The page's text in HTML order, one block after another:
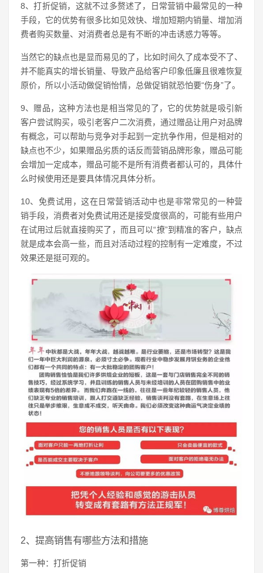
8、打折促销，这就不过多赘述了，日常营销中最常见的一种
手段，它的优势有很多比如见效快、增加短期内销量、增加消
费者购买数量、对消费者总是有不断的冲击诱惑力等等。
当然它的缺点也是显而易见的了，比如时间久了成本受不了、
并不能真实的增长销量、导致产品给客户印象低廉且很难恢复
原价，所以小活动做促销怡情，总做促销就恐怕要“伤身”了。
9、赠品，这种方法也是相当常见的了，它的优势就是吸引新
客户尝试购买，吸引老客户二次消费，通过赠品让用户对品牌
有概念，可以帮助与竞争对手起到一定抗争作用，但是相对的
缺点也不少，如果赠品劣质的话反而营销品牌形象，赠品可能
会增加一定成本，赠品可能不是所有消费者都认可的，具体什
么时候使用还是要具体情况具体分析。
10、免费试用，这在日常营销活动中也是非常常见的一种营
销手段，消费者对免费试用还是接受度很高的，可能有些用户
在试用过后就直接购买了，而且可以“撩”到精准的客户，缺点
就是成本会高一些，而且对活动过程的控制有一定难度，不过
效果还是挺可观的。
2、提高销售有哪些方法和措施
第一种：打折促销